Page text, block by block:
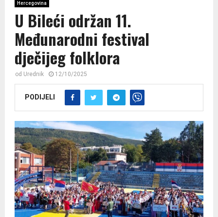
Hercegovina
U Bileći održan 11.
Međunarodni festival
dječijeg folklora
od Urednik 12/10/2025
PODIJELI